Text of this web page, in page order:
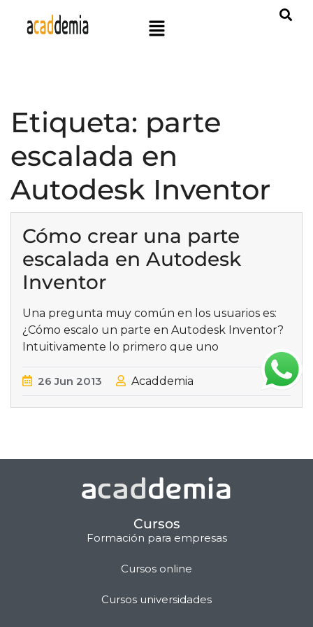
Etiqueta: parte
escalada en
Autodesk Inventor
Cómo crear una parte
escalada en Autodesk
Inventor
Una pregunta muy común en los usuarios es:
¿Cómo escalo un parte en Autodesk Inventor?
Intuitivamente lo primero que uno
26 Jun 2013 Acaddemia
Cursos
Formación para empresas
Cursos online
Cursos universidades